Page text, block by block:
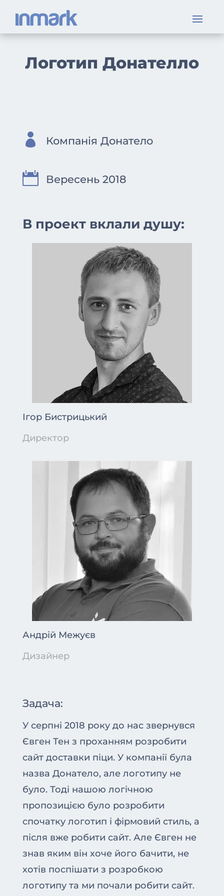
Логотип Донателло
 Компанія Донатело
 Вересень 2018
В проект вклали душу:
Ігор Бистрицький
Директор
Андрій Межуєв
Дизайнер
Задача:
У серпні 2018 року до нас звернувся
Євген Тен з проханням розробити
сайт доставки піци. У компанії була
назва Донатело, але логотипу не
було. Тоді нашою логічною
пропозицією було розробити
спочатку логотип і фірмовий стиль, а
після вже робити сайт. Але Євген не
знав яким він хоче його бачити, не
хотів поспішати з розробкою
логотипу та ми почали робити сайт.